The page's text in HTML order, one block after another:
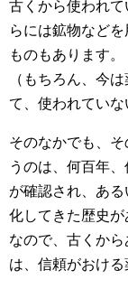
古くから使われ
らには鉱物など
ものもあります。
（もちろん、今
て、使われていな
そのなかでも、
うのは、何百年
が確認され、あ
化してきた歴史が
なので、古くか
は、信頼がおける